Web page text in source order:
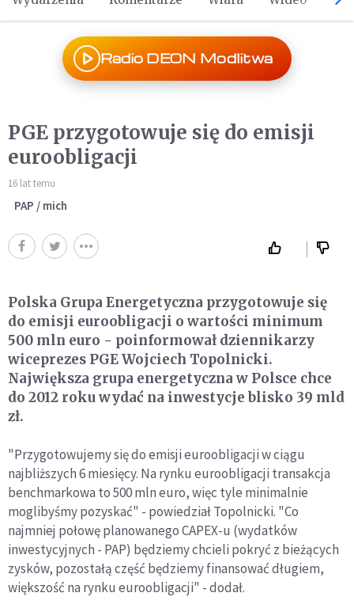
Radio DEON Modlitwa
PGE przygotowuje się do emisji
euroobligacji
16 lat temu
PAP / mich
Polska Grupa Energetyczna przygotowuje się
do emisji euroobligacji o wartości minimum
500 mln euro - poinformował dziennikarzy
wiceprezes PGE Wojciech Topolnicki.
Największa grupa energetyczna w Polsce chce
do 2012 roku wydać na inwestycje blisko 39 mld
zł.
"Przygotowujemy się do emisji euroobligacji w ciągu
najbliższych 6 miesięcy. Na rynku euroobligacji transakcja
benchmarkowa to 500 mln euro, więc tyle minimalnie
moglibyśmy pozyskać" - powiedział Topolnicki. "Co
najmniej połowę planowanego CAPEX-u (wydatków
inwestycyjnych - PAP) będziemy chcieli pokryć z bieżących
zysków, pozostałą część będziemy finansować długiem,
większość na rynku euroobligacji" - dodał.